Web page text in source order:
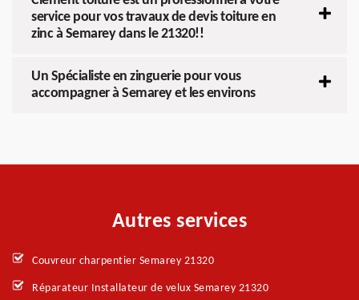
service pour vos travaux de devis toiture en
zinc à Semarey dans le 21320!!
Un Spécialiste en zinguerie pour vous
accompagner à Semarey et les environs
Autres services
Couvreur charpentier Semarey 21320
Réparateur Installateur de velux Semarey 21320